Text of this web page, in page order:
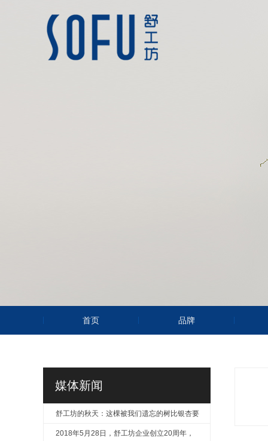
首页 品牌
媒体新闻
舒工坊的秋天：这棵被我们遗忘的树比银杏要
美
2018年5月28日，舒工坊企业创立20周年，